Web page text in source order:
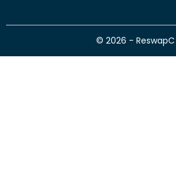
© 2026 - ReswapC